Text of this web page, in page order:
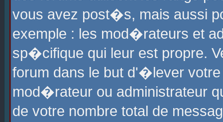
vous avez post�s, mais aussi
exemple : les mod�rateurs et
sp�cifique qui leur est propre.
forum dans le but d'�lever
mod�rateur ou administrateur
de votre nombre total de